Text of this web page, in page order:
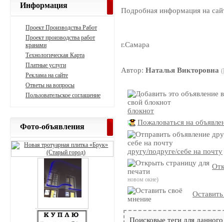
Подробная информация на
г.Самара
Автор:Наталья Викторовна
блокнот
Пожаловаться на
другу/подруге/себе на почту
новом окне)
Поисковые теги для
Информация
Проект Производства Работ
Проект производства работ
кранами
Технологическая Карта
Платные услуги
Реклама на сайте
Ответы на вопросы
Пользовательское соглашение
Фото-объявления